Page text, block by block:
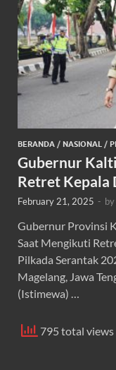
BERANDA / NASIONAL /
Gubernur
Retret Kepala
February 21, 2025 - by
Gubernur Provinsi
Saat Mengikuti
Pilkada Serantak
Magelang, Jawa
(Istimewa) …
795 total views